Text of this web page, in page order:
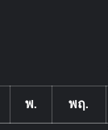
พ. พฤ.